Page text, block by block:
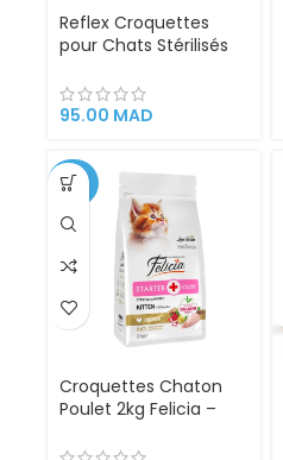
Reflex Croquettes
pour Chats Stérilisés
2 kg
95.00 MAD
-25%
Croquettes Chaton
Poulet 2kg Felicia –
Collagène pour